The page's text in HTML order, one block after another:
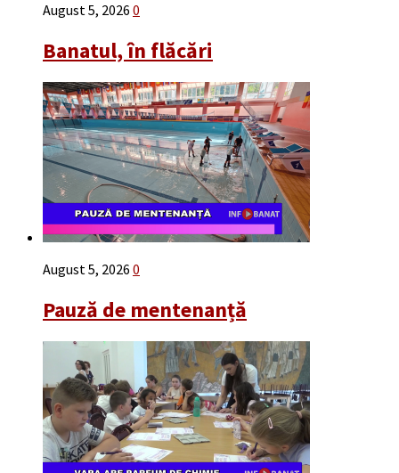
August 5, 2026 0
Banatul, în flăcări
August 5, 2026 0
Pauză de mentenanță